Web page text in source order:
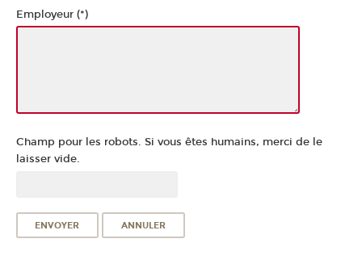
Employeur (*)
Champ pour les robots. Si vous êtes humains, merci de le
laisser vide.